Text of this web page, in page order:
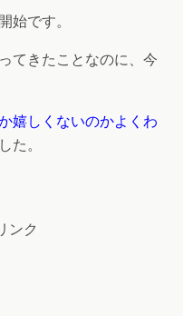
始です。
てきたことなのに、今
嬉しくないのかよくわ
た。
ンク